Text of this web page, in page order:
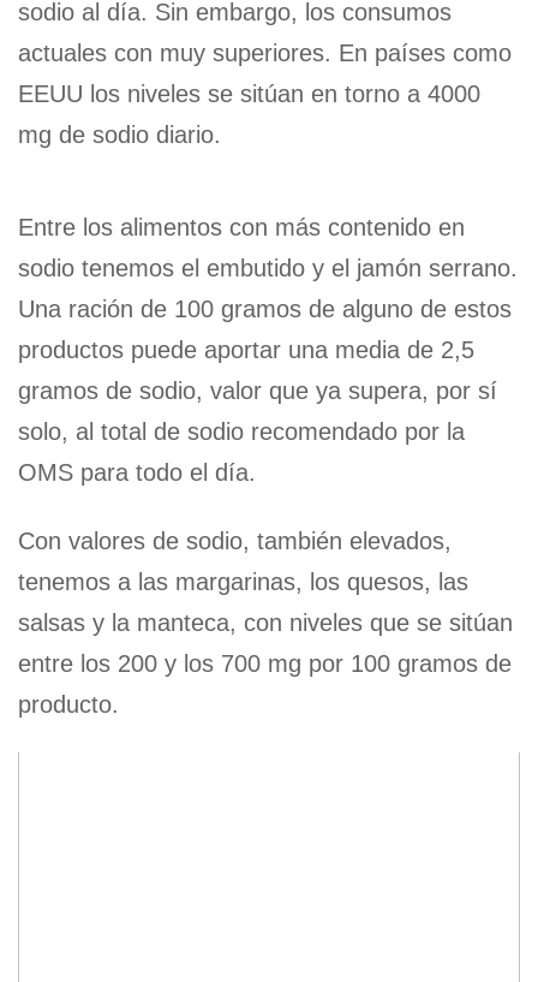
sodio al día. Sin embargo, los consumos
actuales con muy superiores. En países como
EEUU los niveles se sitúan en torno a 4000
mg de sodio diario.
Entre los alimentos con más contenido en
sodio tenemos el embutido y el jamón serrano.
Una ración de 100 gramos de alguno de estos
productos puede aportar una media de 2,5
gramos de sodio, valor que ya supera, por sí
solo, al total de sodio recomendado por la
OMS para todo el día.
Con valores de sodio, también elevados,
tenemos a las margarinas, los quesos, las
salsas y la manteca, con niveles que se sitúan
entre los 200 y los 700 mg por 100 gramos de
producto.